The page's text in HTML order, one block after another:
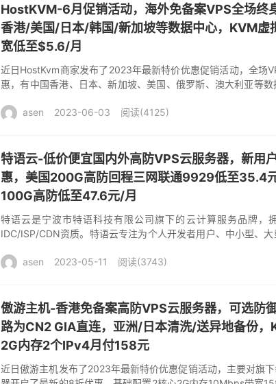
HostKVM-6月促销活动，海外免备案VPS全场终
香港/美国/日本/韩国/新加坡等数据中心，KVM
宽低至$5.6/月
近日HostKvm商家发布了2023年最新特价优惠促销活动，全场
惠，有中国香港、日本、新加坡、美国、俄罗斯、澳大利亚等数
asen 2023-06-03 阅读(4125)
特语云-低价便宜国内外高防VPS云服务器，新用
惠，美国200G高防回程三网联通9929低至35.4
100G高防低至47.6元/月
特语云是宁波市特语科技有限公司旗下的云计算服务品牌，
IDC/ISP/CDN资质。特语云专注为个人开发者用户、中小型、大
有：浙...
asen 2023-05-11 阅读(3743)
傲游主机-香港免备案高防VPS云服务器，可选防
路为CN2 GIA直连，亚洲/日本清洗/送异地备份，
2G内存2个IPv4月付158元
近日傲游主机发布了2023年最新特价优惠促销活动，主要对旗